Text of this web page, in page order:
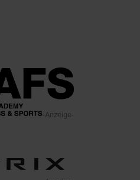
-Anzeige-